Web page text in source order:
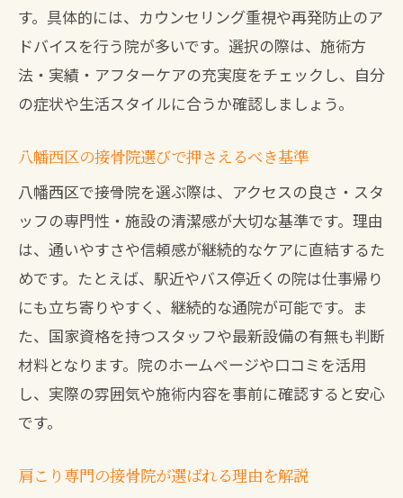
肩こり専門接骨院で感じる効果の違い
八幡西区で接骨院が選ばれる理由と背景
保険適用の接骨院で肩こり改善を目指す
整体ではなく接骨院が支持される理由
保険適用で安心できる接骨院のポイント
八幡西区で保険利用可能な接骨院の探し
方
保険が使える接骨院と肩こり改善の関係
肩こり施術で保険適用されるケースとは
安心して通える保険適用接骨院の特徴
費用が気になる方に接骨院の保険活用法
肩こり対策で注目される施術内容を解説
す。具体的には、カウンセリング重視や再発防止のア
ドバイスを行う院が多いです。選択の際は、施術方
法・実績・アフターケアの充実度をチェックし、自分
の症状や生活スタイルに合うか確認しましょう。
八幡西区の接骨院選びで押さえるべき基準
八幡西区で接骨院を選ぶ際は、アクセスの良さ・スタ
ッフの専門性・施設の清潔感が大切な基準です。理由
は、通いやすさや信頼感が継続的なケアに直結するた
めです。たとえば、駅近やバス停近くの院は仕事帰り
にも立ち寄りやすく、継続的な通院が可能です。ま
た、国家資格を持つスタッフや最新設備の有無も判断
材料となります。院のホームページや口コミを活用
し、実際の雰囲気や施術内容を事前に確認すると安心
です。
肩こり専門の接骨院が選ばれる理由を解説